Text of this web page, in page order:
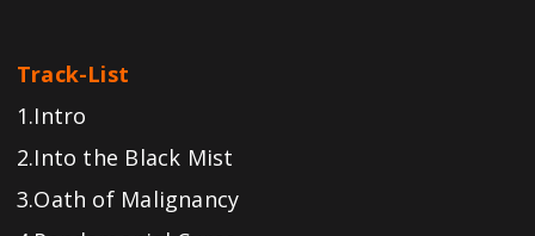
Track-List
1.Intro
2.Into the Black Mist
3.Oath of Malignancy